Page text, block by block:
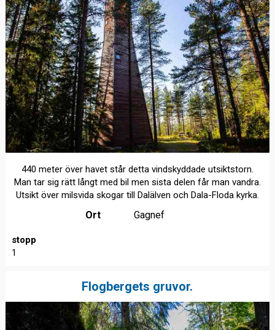
440 meter över havet står detta vindskyddade utsiktstorn.
Man tar sig rätt långt med bil men sista delen får man vandra.
Utsikt över milsvida skogar till Dalälven och Dala-Floda kyrka.
Ort Gagnef
stopp
1
Flogbergets gruvor.